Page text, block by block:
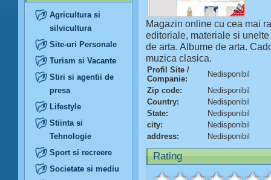
Agricultura si
silvicultura
Site-uri Personale
Turism si Vacante
Stiri si agentii de
presa
Lifestyle
Stiinta si
Tehnologie
Sport si recreere
Societate si mediu
Magazin online cu cea mai
editoriale, materiale si
de arta. Albume de arta.
muzica clasica.
Profil Site /
Companie:
Nedisponibil
Zip code:
Nedisponibil
Country:
Nedisponibil
State:
Nedisponibil
city:
Nedisponibil
address:
Nedisponibil
Rating